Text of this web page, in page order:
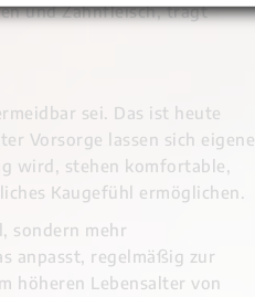
und Zahnfleisch, trägt
sei. Das ist heute
Vorsorge lassen sich eigene
wird, stehen komfortable,
Kaugefühl ermöglichen.
sondern mehr
anpasst, regelmäßig zur
höheren Lebensalter von